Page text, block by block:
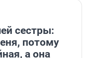
сестры:
потому
а она